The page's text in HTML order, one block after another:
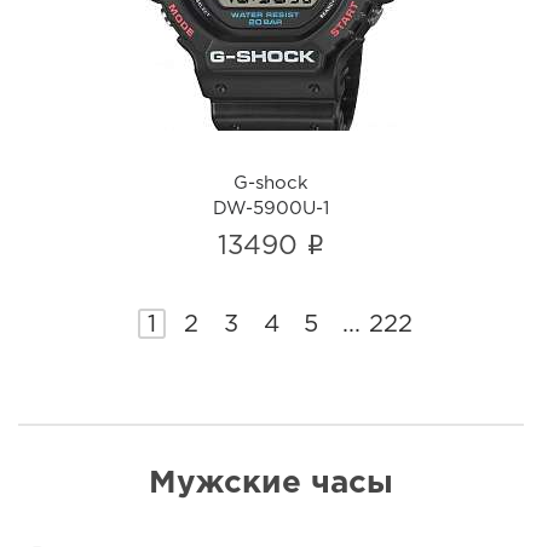
i
G-shock
DW-5900U-1
13490 i
1 2 3 4 5 222
Мужские часы